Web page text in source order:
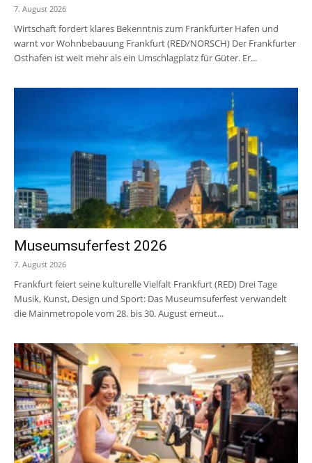
7. August 2026
Wirtschaft fordert klares Bekenntnis zum Frankfurter Hafen und
warnt vor Wohnbebauung Frankfurt (RED/NORSCH) Der Frankfurter
Osthafen ist weit mehr als ein Umschlagplatz für Güter. Er...
Museumsuferfest 2026
7. August 2026
Frankfurt feiert seine kulturelle Vielfalt Frankfurt (RED) Drei Tage
Musik, Kunst, Design und Sport: Das Museumsuferfest verwandelt
die Mainmetropole vom 28. bis 30. August erneut...